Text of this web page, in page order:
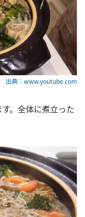
出典：www.youtube.com
。全体に煮立った